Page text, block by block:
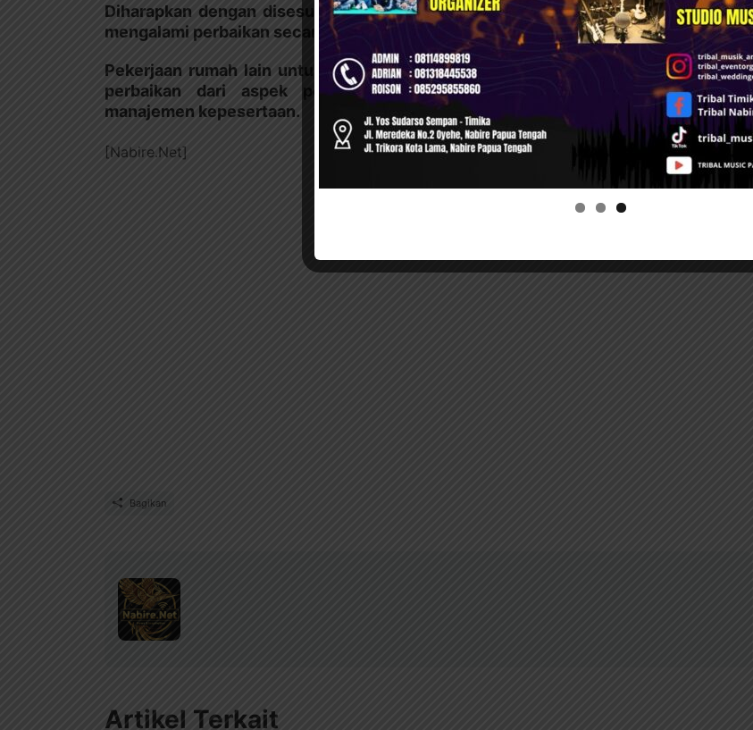
Diharapkan dengan disesuaikannya iuran BPJS Kesehatan, program JKN-KIS akan
mengalami perbaikan secara sistemik.
Pekerjaan rumah lain untuk perbaikan program ini akan terus dilakukan, misalnya
perbaikan dari aspek pemanfaatan dan kualitas layanan kesehatan serta
manajemen kepesertaan.
[Nabire.Net]
Bagikan
Artikel Terkait